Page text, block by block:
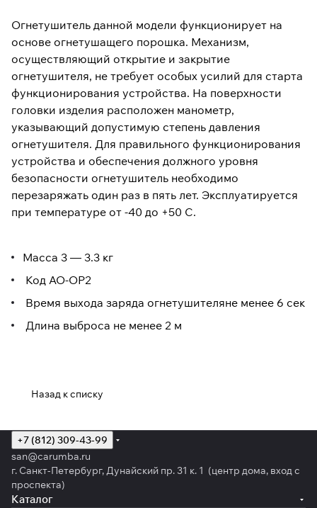
Огнетушитель данной модели функционирует на
основе огнетушащего порошка. Механизм,
осуществляющий открытие и закрытие
огнетушителя, не требует особых усилий для старта
функционирования устройства. На поверхности
головки изделия расположен манометр,
указывающий допустимую степень давления
огнетушителя. Для правильного функционирования
устройства и обеспечения должного уровня
безопасности огнетушитель необходимо
перезаряжать один раз в пять лет. Эксплуатируется
при температуре от -40 до +50 С.
Масса 3 — 3.3 кг
Код AO-OP2
Время выхода заряда огнетушителяне менее 6 сек
Длина выброса не менее 2 м
Назад к списку
+7 (812) 309-43-99
san@carumba.ru
г. Санкт-Петербург, Дунайский пр. 31 к. 1 (центр дома, вход с
проспекта)
Каталог